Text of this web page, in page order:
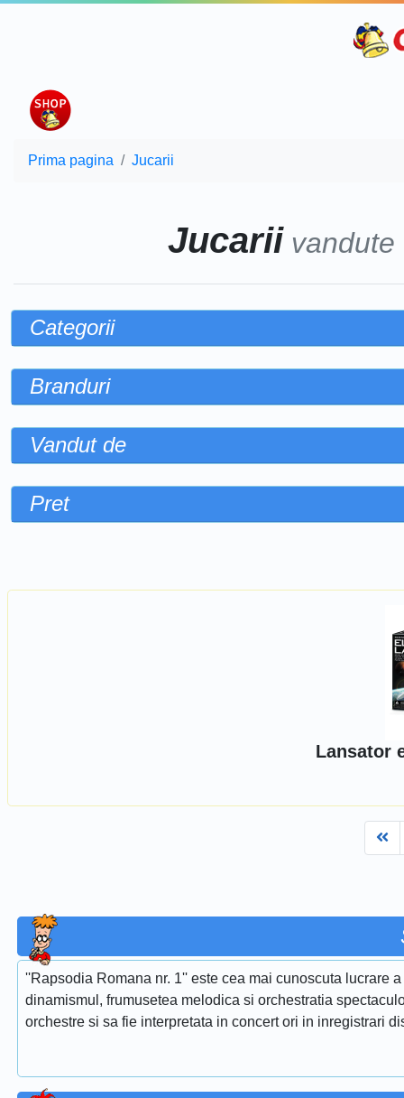
Prima pagina Jucarii
Jucarii
Categorii
Branduri
Vandut de
Pret
Lansator
''Rapsodia Romana nr. 1'' este cea mai cunoscuta lucrare
dinamismul, frumusetea melodica si orchestratia
orchestre si sa fie interpretata in concert ori in inregistrari